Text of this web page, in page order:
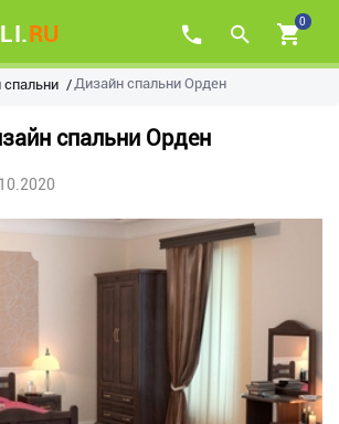
RU 0
Дизайн спальни Орден
спальни Орден